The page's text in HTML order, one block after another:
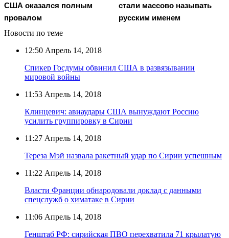
США оказался полным
провалом
стали массово называть
русским именем
Новости по теме
12:50 Апрель 14, 2018
Спикер Госдумы обвинил США в развязывании
мировой войны
11:53 Апрель 14, 2018
Клинцевич: авиаудары США вынуждают Россию
усилить группировку в Сирии
11:27 Апрель 14, 2018
Тереза Мэй назвала ракетный удар по Сирии успешным
11:22 Апрель 14, 2018
Власти Франции обнародовали доклад с данными
спецслужб о химатаке в Сирии
11:06 Апрель 14, 2018
Генштаб РФ: сирийская ПВО перехватила 71 крылатую